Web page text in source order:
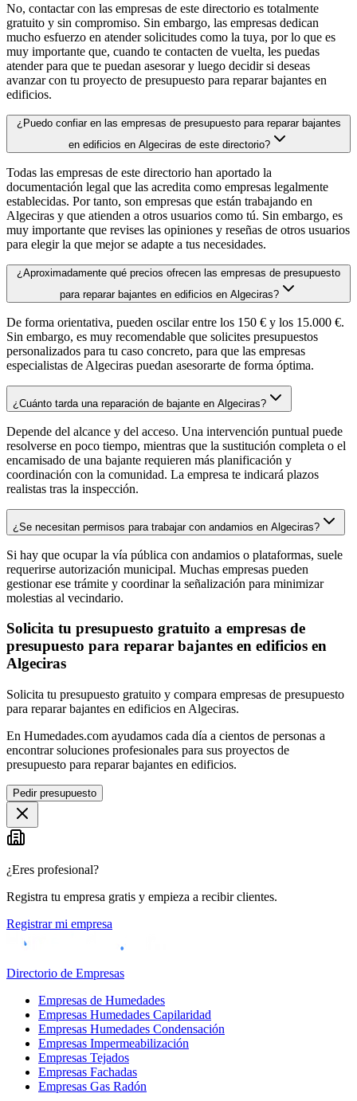
No, contactar con las empresas de este directorio es totalmente
gratuito y sin compromiso. Sin embargo, las empresas dedican
mucho esfuerzo en atender solicitudes como la tuya, por lo que es
muy importante que, cuando te contacten de vuelta, les puedas
atender para que te puedan asesorar y luego decidir si deseas
avanzar con tu proyecto de presupuesto para reparar bajantes en
edificios.
¿Puedo confiar en las empresas de presupuesto para reparar bajantes
en edificios en Algeciras de este directorio?
Todas las empresas de este directorio han aportado la
documentación legal que las acredita como empresas legalmente
establecidas. Por tanto, son empresas que están trabajando en
Algeciras y que atienden a otros usuarios como tú. Sin embargo, es
muy importante que revises las opiniones y reseñas de otros usuarios
para elegir la que mejor se adapte a tus necesidades.
¿Aproximadamente qué precios ofrecen las empresas de presupuesto
para reparar bajantes en edificios en Algeciras?
De forma orientativa, pueden oscilar entre los 150 € y los 15.000 €.
Sin embargo, es muy recomendable que solicites presupuestos
personalizados para tu caso concreto, para que las empresas
especialistas de Algeciras puedan asesorarte de forma óptima.
¿Cuánto tarda una reparación de bajante en Algeciras?
Depende del alcance y del acceso. Una intervención puntual puede
resolverse en poco tiempo, mientras que la sustitución completa o el
encamisado de una bajante requieren más planificación y
coordinación con la comunidad. La empresa te indicará plazos
realistas tras la inspección.
¿Se necesitan permisos para trabajar con andamios en Algeciras?
Si hay que ocupar la vía pública con andamios o plataformas, suele
requerirse autorización municipal. Muchas empresas pueden
gestionar ese trámite y coordinar la señalización para minimizar
molestias al vecindario.
Solicita tu presupuesto gratuito a empresas de
presupuesto para reparar bajantes en edificios en
Algeciras
Solicita tu presupuesto gratuito y compara empresas de presupuesto
para reparar bajantes en edificios en Algeciras.
En Humedades.com ayudamos cada día a cientos de personas a
encontrar soluciones profesionales para sus proyectos de
presupuesto para reparar bajantes en edificios.
Pedir presupuesto
¿Eres profesional?
Registra tu empresa gratis y empieza a recibir clientes.
Registrar mi empresa
Directorio de Empresas
Empresas de Humedades
Empresas Humedades Capilaridad
Empresas Humedades Condensación
Empresas Impermeabilización
Empresas Tejados
Empresas Fachadas
Empresas Gas Radón